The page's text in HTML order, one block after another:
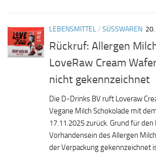
LEBENSMITTEL/ SÜSSWAREN
Rückruf: Allergen
LoveRaw Cream
nicht gekennzeichnet
Die D-Drinks BV ruft Loveraw
Vegane Milch Schokolade mit
17.11.2025 zurück. Grund für den
Vorhandensein des Allergen
der Verpackung gekennzeichnet